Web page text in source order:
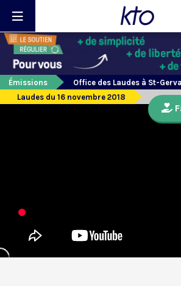
Émissions
Office des Laudes à St-
Laudes du 16 novembre 2018